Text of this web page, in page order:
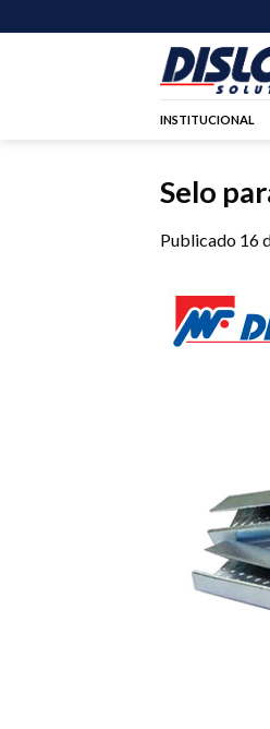
to
INSTITUCIONAL
Selo
Publicado 16